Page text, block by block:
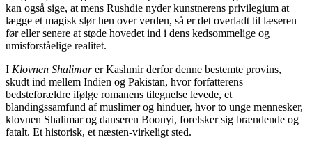
kan også sige, at mens Rushdie nyder kunstnerens privilegium at
lægge et magisk slør hen over verden, så er det overladt til læseren
før eller senere at støde hovedet ind i dens kedsommelige og
umisforståelige realitet.
I Klovnen Shalimarer Kashmir derfor denne bestemte provins,
skudt ind mellem Indien og Pakistan, hvor forfatterens
bedsteforældre ifølge romanens tilegnelse levede, et
blandingssamfund af muslimer og hinduer, hvor to unge mennesker,
klovnen Shalimar og danseren Boonyi, forelsker sig brændende og
fatalt. Et historisk, et næsten-virkeligt sted.